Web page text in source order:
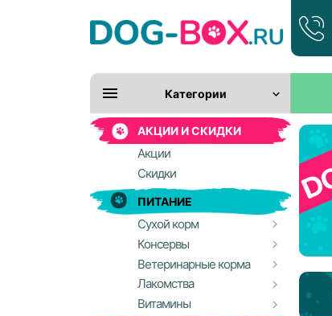
Категории
АКЦИИ И СКИДКИ
Акции
Скидки
ПИТАНИЕ
Сухой корм
Консервы
Ветеринарные корма
Лакомства
Витамины